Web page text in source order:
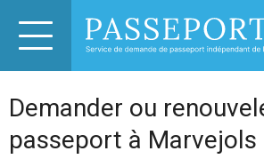
Demander ou
passeport à Marvejols